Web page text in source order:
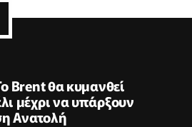
Brent θα κυμανθεί
μέχρι να υπάρξουν
Ανατολή